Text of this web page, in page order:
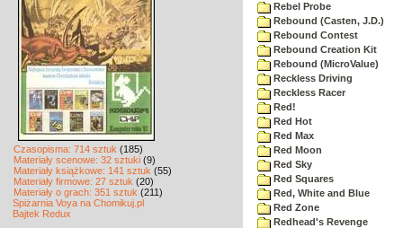
Czasopisma: 714 sztuk (185)
Materiały scenowe: 32 sztuki (9)
Materiały książkowe: 141 sztuk (55)
Materiały firmowe: 27 sztuk (20)
Materiały o grach: 351 sztuk (211)
Spiżarnia Voya na Chomikuj.pl
Bajtek Redux
Rebel Probe
Rebound (Casten, J.D.)
Rebound Contest
Rebound Creation Kit
Rebound (MicroValue)
Reckless Driving
Reckless Racer
Red!
Red Hot
Red Max
Red Moon
Red Sky
Red Squares
Red, White and Blue
Red Zone
Redhead's Revenge